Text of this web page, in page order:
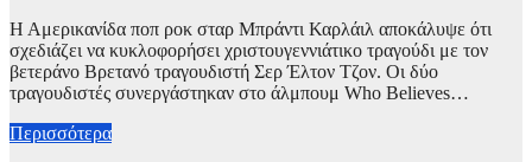
Η Αμερικανίδα ποπ ροκ σταρ Μπράντι Καρλάιλ αποκάλυψε ότι
σχεδιάζει να κυκλοφορήσει χριστουγεννιάτικο τραγούδι με τον
βετεράνο Βρετανό τραγουδιστή Σερ Έλτον Τζον. Οι δύο
τραγουδιστές συνεργάστηκαν στο άλμπουμ Who Believes…
Περισσότερα